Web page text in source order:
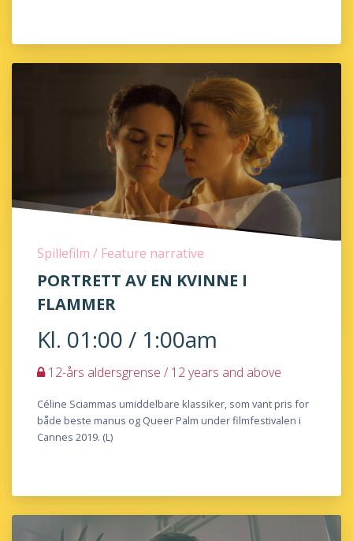
Spillefilm / Feature narrative
PORTRETT AV EN KVINNE I
FLAMMER
Kl. 01:00 / 1:00am
12-års aldersgrense / 12 years and above
Céline Sciammas umiddelbare klassiker, som vant pris for
både beste manus og Queer Palm under filmfestivalen i
Cannes 2019. (L)